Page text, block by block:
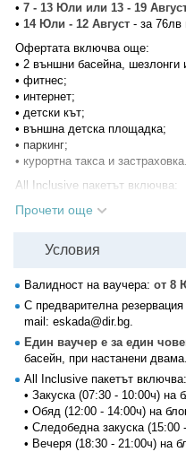
• 7 - 13 Юли или 13 - 19
• 14 Юли - 12 Август - за 76лв
Офертата включва още:
• 2 външни басейна, шезлонги
• фитнес;
• интернет;
• детски кът;
• външна детска площадка;
• паркинг;
• курортна такса и застраховка.
All Inclusive пакетът включва:
• Закуска (07:30 - 10:00ч) на
кренвирши, дебърцини,
банички, масло, мед,
сезона, домати, краставици,
различни видове кафе от
машина и 3 - 4 вида хляб;
• Обяд (12:00 - 14:00ч) на блок
него (4 - 5 вида салата, 2
пържени и соте, скара, риба и
ризото, разнообразие от
пилешко, свинско и телешко
кремове, мляко с ориз,
дребни сладки, сладолед,
Прочети още
Условия
Валидност на ваучера: от 8
С предварителна резервация
mail: eskada@dir.bg.
Един ваучер е за един
басейн, при настанени двама.
All Inclusive пакетът включва:
• Закуска (07:30 - 10:00ч) на
• Обяд (12:00 - 14:00ч) на
• Следобедна закуска (15:00
• Вечеря (18:30 - 21:00ч) на